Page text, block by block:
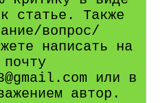
статье. Также
вопрос/
написать на
или в
автор.